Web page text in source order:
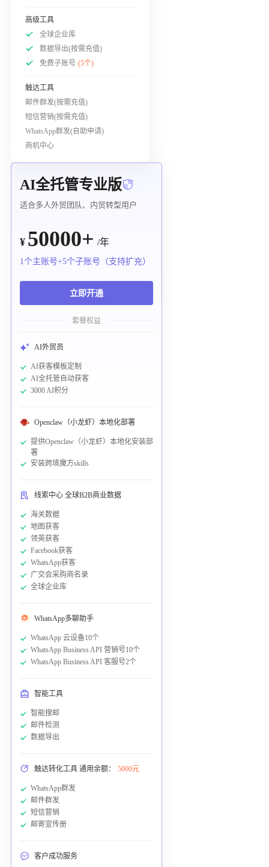
高级工具
全球企业库
数据导出(按需充值)
免费子账号 (5个)
触达工具
邮件群发(按需充值)
短信营销(按需充值)
WhatsApp群发(自助申请)
商机中心
AI全托管专业版
适合多人外贸团队、内贸转型用户
¥ 50000+ /年
1个主账号+5个子账号（支持扩充）
立即开通
套餐权益
AI外贸员
AI获客模板定制
AI全托管自动获客
3000 AI积分
Openclaw（小龙虾）本地化部署
提供Openclaw（小龙虾）本地化安装部
署
安装跨境魔方skills
线索中心 全球B2B商业数据
海关数据
地图获客
领英获客
Facebook获客
WhatsApp获客
广交会采购商名录
全球企业库
WhatsApp多聊助手
WhatsApp 云设备10个
WhatsApp Business API 营销号10个
WhatsApp Business API 客服号2个
智能工具
智能搜邮
邮件检测
数据导出
触达转化工具 通用余额： 5000元
WhatsApp群发
邮件群发
短信营销
邮寄宣传册
客户成功服务